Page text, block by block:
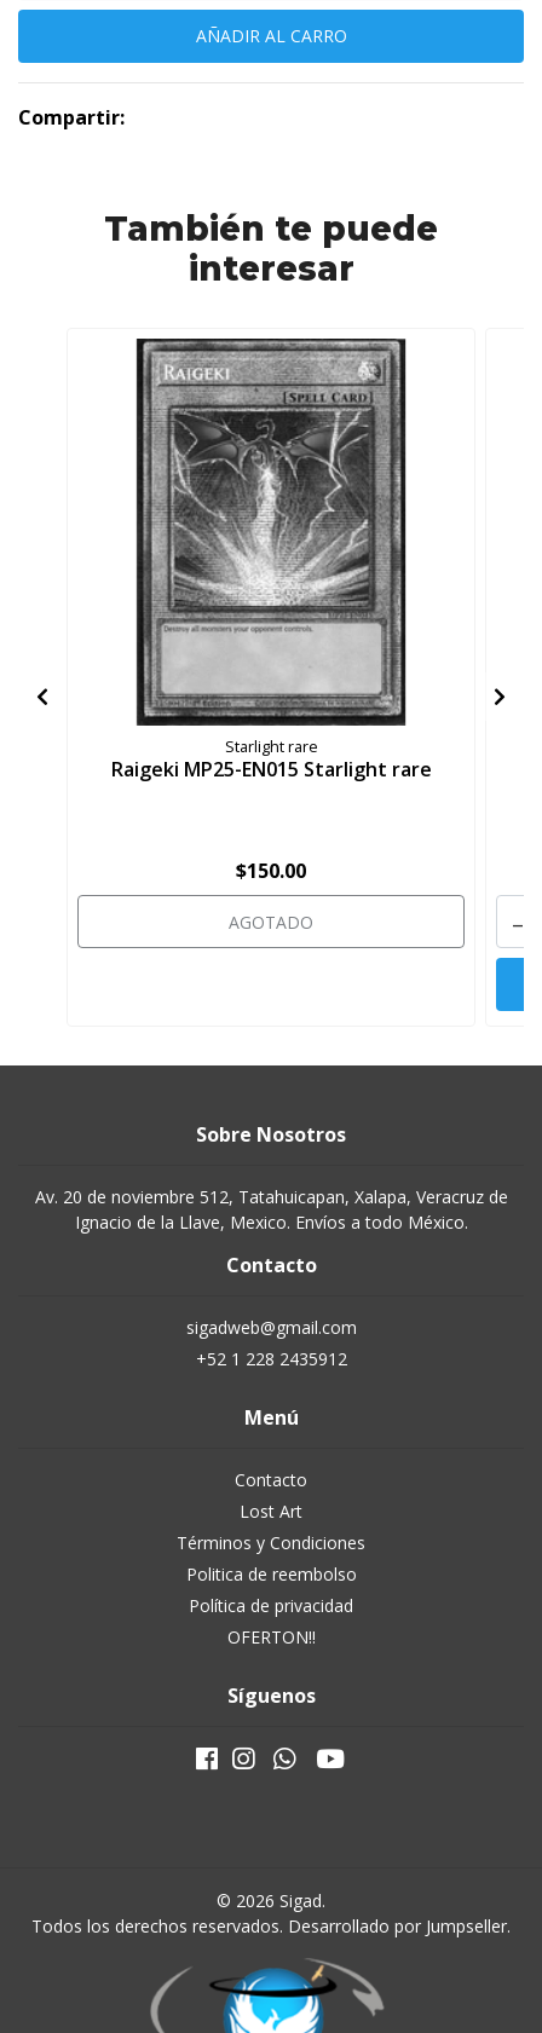
Compartir:
También te puede
interesar
Starlight rare
Raigeki MP25-EN015 Starlight rare
$150.00
AGOTADO -
Sobre Nosotros
Av. 20 de noviembre 512, Tatahuicapan, Xalapa, Veracruz de
Ignacio de la Llave, Mexico. Envíos a todo México.
Contacto
sigadweb@gmail.com
+52 1 228 2435912
Menú
Contacto
Lost Art
Términos y Condiciones
Politica de reembolso
Política de privacidad
OFERTON!!
Síguenos
© 2026 Sigad.
Todos los derechos reservados. Desarrollado por Jumpseller.